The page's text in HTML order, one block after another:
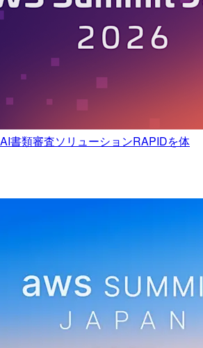
書類審査ソリューションRAPIDを体